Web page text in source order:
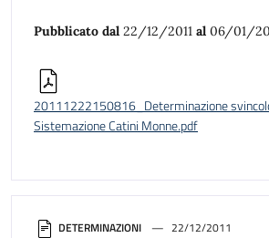
DETERMINAZIONI 22/12/2011
Pubblicato dal 22/12/2011 al 06/01/
20111222150816_Determinazione
Sistemazione Catini Monne.pdf